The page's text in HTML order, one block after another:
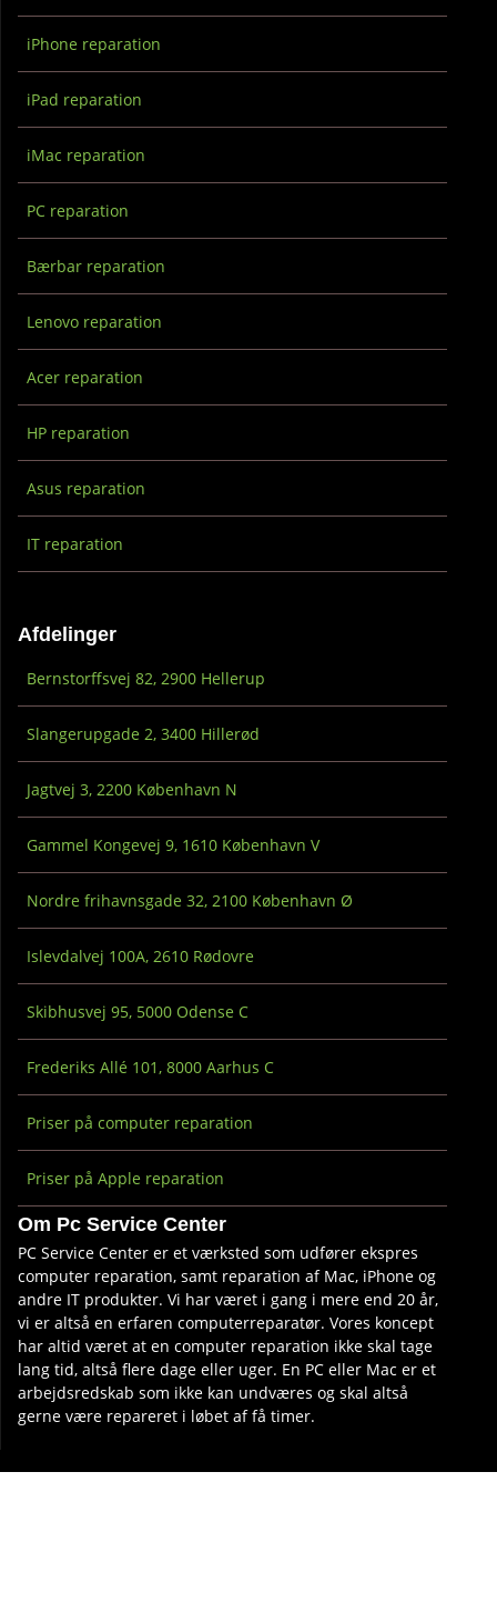
iPhone reparation
iPad reparation
iMac reparation
PC reparation
Bærbar reparation
Lenovo reparation
Acer reparation
HP reparation
Asus reparation
IT reparation
Afdelinger
Bernstorffsvej 82, 2900 Hellerup
Slangerupgade 2, 3400 Hillerød
Jagtvej 3, 2200 København N
Gammel Kongevej 9, 1610 København V
Nordre frihavnsgade 32, 2100 København Ø
Islevdalvej 100A, 2610 Rødovre
Skibhusvej 95, 5000 Odense C
Frederiks Allé 101, 8000 Aarhus C
Priser på computer reparation
Priser på Apple reparation
Om Pc Service Center
PC Service Center er et værksted som udfører ekspres
computer reparation, samt reparation af Mac, iPhone og
andre IT produkter. Vi har været i gang i mere end 20 år,
vi er altså en erfaren computerreparatør. Vores koncept
har altid været at en computer reparation ikke skal tage
lang tid, altså flere dage eller uger. En PC eller Mac er et
arbejdsredskab som ikke kan undværes og skal altså
gerne være repareret i løbet af få timer.